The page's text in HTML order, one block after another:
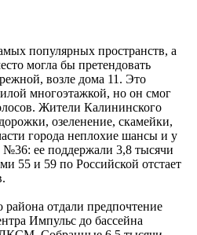
популярных пространств, а
могла бы претендовать
возле дома 11. Это
многоэтажкой, но он смог
Жители Калининского
озеленение, скамейки,
города неплохие шансы и у
ее поддержали 3,8 тысячи
55 и 59 по Российской отстает
отдали предпочтение
Импульс до бассейна